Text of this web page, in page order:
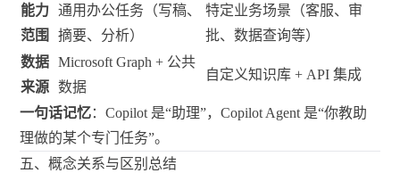
能力
范围
通用办公任务（写稿、
摘要、分析）
特定业务场景（客服、审
批、数据查询等）
数据
来源
Microsoft Graph + 公共
数据
自定义知识库 + API 集成
一句话记忆：Copilot 是“助理”，Copilot Agent 是“你教助
理做的某个专门任务”。
五、概念关系与区别总结